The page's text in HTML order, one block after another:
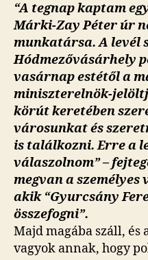
“A tegnap kaptam
Márki-Zay Péter úr
munkatársa. A levél
Hódmezővásárhely
vasárnap estétől a
miniszterelnök-
körút keretében
városunkat és
is találkozni. Erre a
válaszolnom” –
megvan a személyes
akik “Gyurcsány
összefogni”.
Majd magába száll, és
vagyok annak, hogy